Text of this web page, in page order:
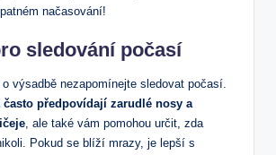
načasování!
sledování počasí
o⁤ výsadbě nezapomínejte ‌sledovat počasí.
často předpovídají zarudlé nosy a
, ​ale⁢ také vám pomohou určit, zda
Pokud se blíží ⁢mrazy, je lepší⁤ s